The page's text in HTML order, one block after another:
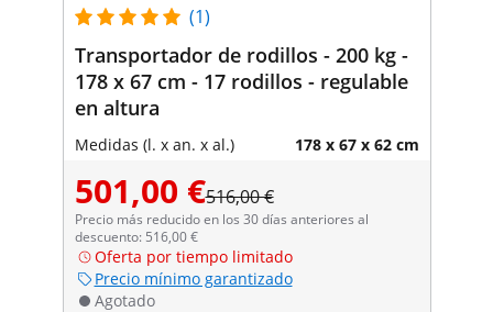
(1)
Transportador de rodillos - 200 kg -
178 x 67 cm - 17 rodillos - regulable
en altura
Medidas (l. x an. x al.) 178 x 67 x 62 cm
501,00 €516,00 €
Precio más reducido en los 30 días anteriores al
descuento: 516,00 €
Oferta por tiempo limitado
Precio mínimo garantizado
Agotado